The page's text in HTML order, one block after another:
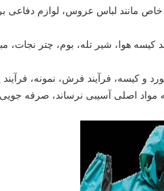
خاص مانند لباس عروس، لوازم
کیسه هوا، شیر تله، بوم، چتر
مواد اصلی آسیبی نرساند، صرفه جویی